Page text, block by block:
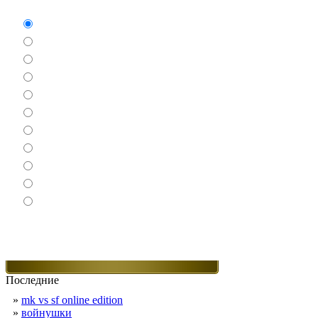
Последние
» mk vs sf online edition
» войнушки